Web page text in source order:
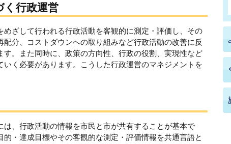
く行政運営
ざして行われる行政活動を客観的に測定・評価し、その
分、コストダウンへの取り組みなど行政活動の改善に反
。また同時に、政策の方向性、行政の役割、実現性など
く必要があります。こうした行政運営のマネジメントを
、行政活動の情報を市民と市が共有することが基本で
・達成目標やその客観的な測定・評価情報を共通言語と